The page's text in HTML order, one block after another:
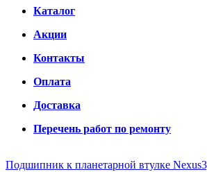
Каталог
Акции
Контакты
Оплата
Доставка
Перечень работ по ремонту
Подшипник к планетарной втулке